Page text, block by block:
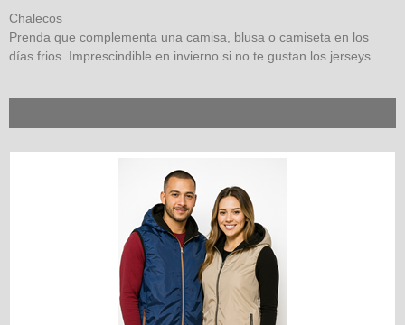
Chalecos
Prenda que complementa una camisa, blusa o camiseta en los
días frios. Imprescindible en invierno si no te gustan los jerseys.